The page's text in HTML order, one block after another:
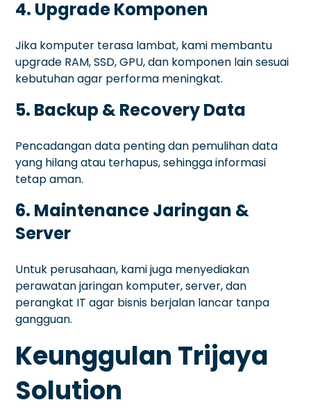
4. Upgrade Komponen
Jika komputer terasa lambat, kami membantu
upgrade RAM, SSD, GPU, dan komponen lain sesuai
kebutuhan agar performa meningkat.
5. Backup & Recovery Data
Pencadangan data penting dan pemulihan data
yang hilang atau terhapus, sehingga informasi
tetap aman.
6. Maintenance Jaringan &
Server
Untuk perusahaan, kami juga menyediakan
perawatan jaringan komputer, server, dan
perangkat IT agar bisnis berjalan lancar tanpa
gangguan.
Keunggulan Trijaya
Solution